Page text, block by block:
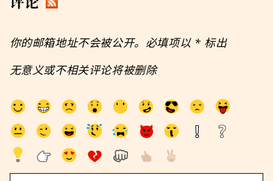
你的邮箱地址不会被公开。必填项以 *标出
无意义或不相关评论将被删除